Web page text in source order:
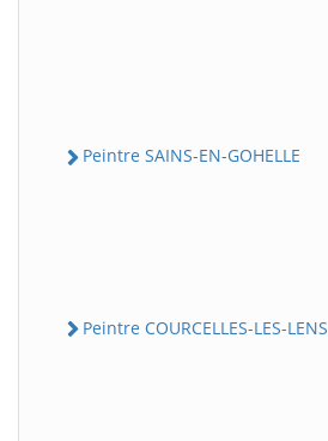
Peintre SAINS-EN-GOHELLE
Peintre COURCELLES-LES-LENS